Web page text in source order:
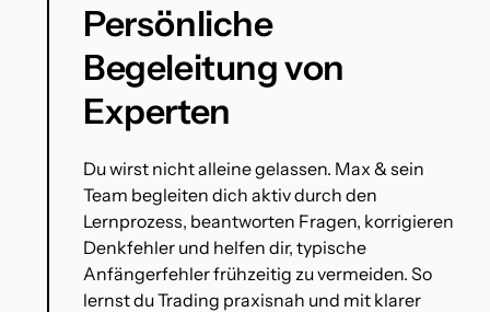
Persönliche
Begeleitung von
Experten
Du wirst nicht alleine gelassen. Max & sein
Team begleiten dich aktiv durch den
Lernprozess, beantworten Fragen, korrigieren
Denkfehler und helfen dir, typische
Anfängerfehler frühzeitig zu vermeiden. So
lernst du Trading praxisnah und mit klarer